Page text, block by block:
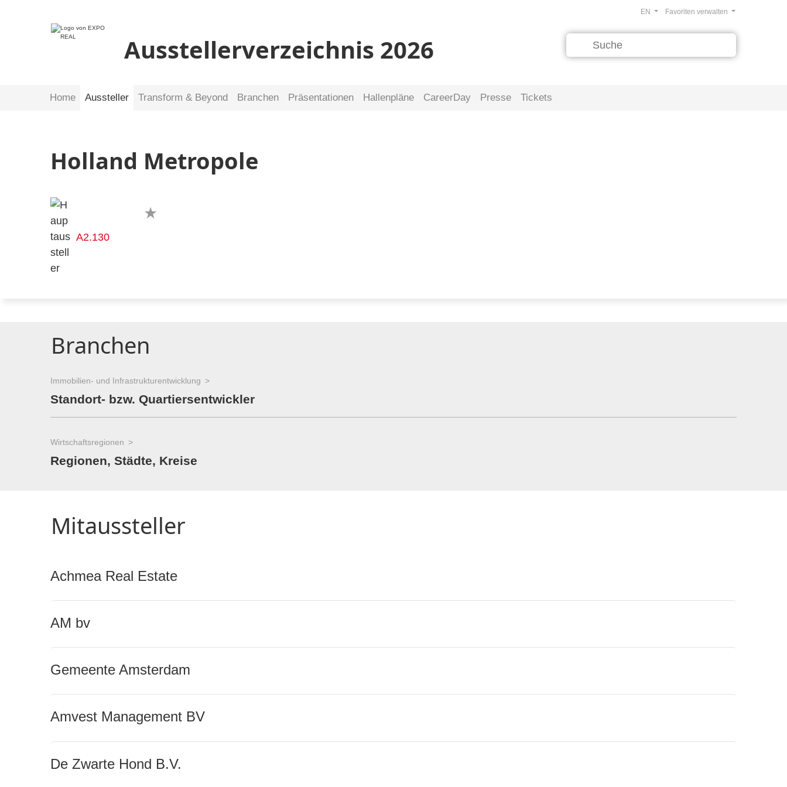
Ausstellerverzeichnis 2026
Favoriten verwalten
EN
Home Aussteller Transform & Beyond Branchen Präsentationen Hallenpläne CareerDay Presse Tickets
Holland Metropole
A2.130
Branchen
Immobilien- und Infrastrukturentwicklung
Standort- bzw. Quartiersentwickler
Wirtschaftsregionen
Regionen, Städte, Kreise
Mitaussteller
Achmea Real Estate
AM bv
Gemeente Amsterdam
Amvest Management BV
De Zwarte Hond B.V.